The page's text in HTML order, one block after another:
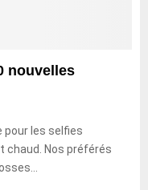
nouvelles
pour les selfies
chaud. Nos préférés